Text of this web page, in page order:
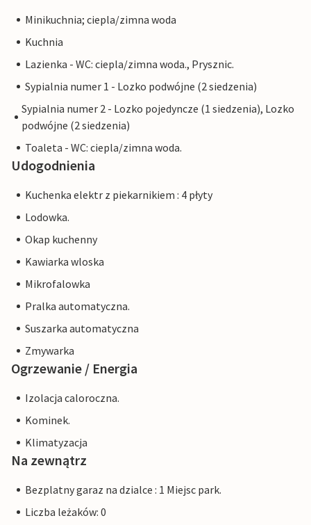
Minikuchnia; ciepla/zimna woda
Kuchnia
Lazienka - WC: ciepla/zimna woda., Prysznic.
Sypialnia numer 1 - Lozko podwójne (2 siedzenia)
Sypialnia numer 2 - Lozko pojedyncze (1 siedzenia), Lozko
podwójne (2 siedzenia)
Toaleta - WC: ciepla/zimna woda.
Udogodnienia
Kuchenka elektr z piekarnikiem : 4 płyty
Lodowka.
Okap kuchenny
Kawiarka wloska
Mikrofalowka
Pralka automatyczna.
Suszarka automatyczna
Zmywarka
Ogrzewanie / Energia
Izolacja caloroczna.
Kominek.
Klimatyzacja
Na zewnątrz
Bezplatny garaz na dzialce : 1 Miejsc park.
Liczba leżaków: 0